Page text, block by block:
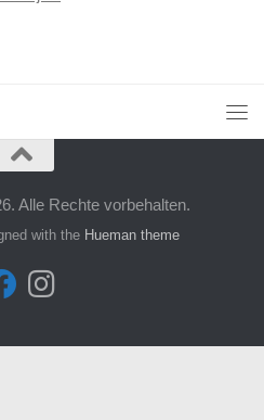
Alle Rechte vorbehalten.
with the Hueman theme